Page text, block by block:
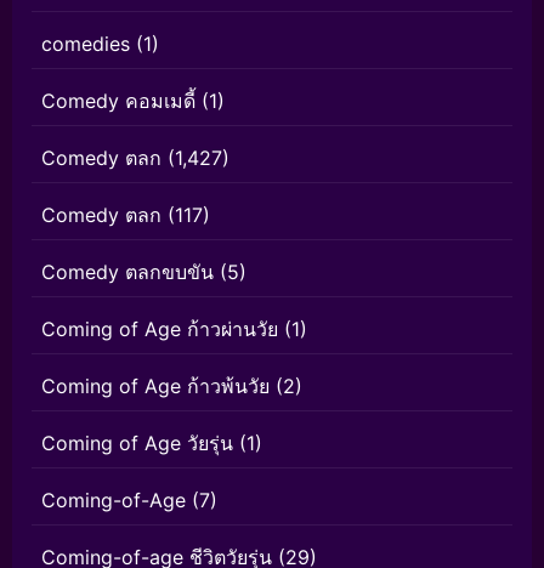
comedies (1)
Comedy คอมเมดี้ (1)
Comedy ตลก (1,427)
Comedy ตลก (117)
Comedy ตลกขบขัน (5)
Coming of Age ก้าวผ่านวัย (1)
Coming of Age ก้าวพ้นวัย (2)
Coming of Age วัยรุ่น (1)
Coming-of-Age (7)
Coming-of-age ชีวิตวัยรุ่น (29)